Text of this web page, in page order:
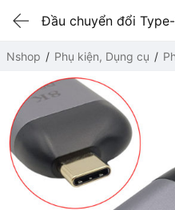
Nshop Phụ kiện, Dụng cụ